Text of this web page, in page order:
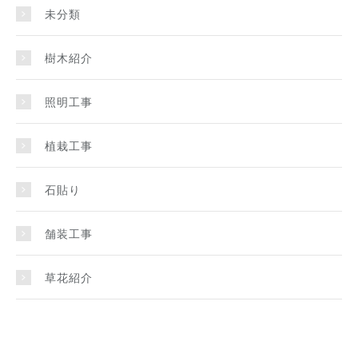
未分類
樹木紹介
照明工事
植栽工事
石貼り
舗装工事
草花紹介